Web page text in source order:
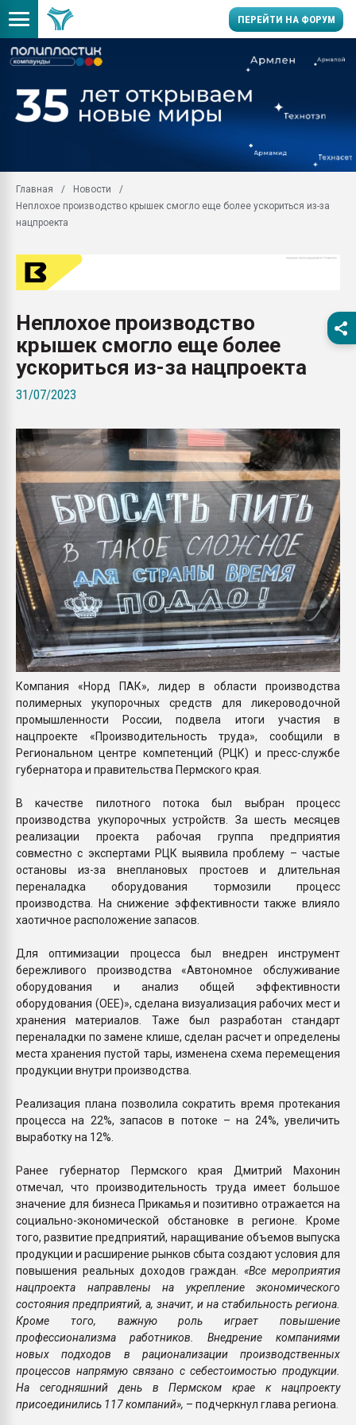
ПЕРЕЙТИ НА ФОРУМ
Вакуум-формовочные
28.07.2026
Всё, что касается
вакуумного
Продам отходы
поликарбоната и АБС-
Armaloy PC/ABS-1IM
Главная
Новости
Неплохое производство крышек смогло еще более ускориться из-за
нацпроекта
Неплохое производство
крышек смогло еще более
ускориться из-за нацпроекта
31/07/2023
Компания «Норд ПАК», лидер в области производства
полимерных укупорочных средств для ликероводочной
промышленности России, подвела итоги участия в
нацпроекте «Производительность труда», сообщили в
Региональном центре компетенций (РЦК) и пресс-службе
губернатора и правительства Пермского края.
В качестве пилотного потока был выбран процесс
производства укупорочных устройств. За шесть месяцев
реализации проекта рабочая группа предприятия
совместно с экспертами РЦК выявила проблему – частые
остановы из-за внеплановых простоев и длительная
переналадка оборудования тормозили процесс
производства. На снижение эффективности также влияло
хаотичное расположение запасов.
Для оптимизации процесса был внедрен инструмент
бережливого производства «Автономное обслуживание
оборудования и анализ общей эффективности
оборудования (OEE)», сделана визуализация рабочих мест и
хранения материалов. Таже был разработан стандарт
переналадки по замене клише, сделан расчет и определены
места хранения пустой тары, изменена схема перемещения
продукции внутри производства.
Реализация плана позволила сократить время протекания
процесса на 22%, запасов в потоке – на 24%, увеличить
выработку на 12%.
Ранее губернатор Пермского края Дмитрий Махонин
отмечал, что производительность труда имеет большое
значение для бизнеса Прикамья и позитивно отражается на
социально-экономической обстановке в регионе. Кроме
того, развитие предприятий, наращивание объемов выпуска
продукции и расширение рынков сбыта создают условия для
повышения реальных доходов граждан.«Все мероприятия
нацпроекта направлены на укрепление экономического
состояния предприятий, а, значит, и на стабильность региона.
Кроме того, важную роль играет повышение
профессионализма работников. Внедрение компаниями
новых подходов в рационализации производственных
процессов напрямую связано с себестоимостью продукции.
На сегодняшний день в Пермском крае к нацпроекту
присоединились 117 компаний», – подчеркнул глава региона.